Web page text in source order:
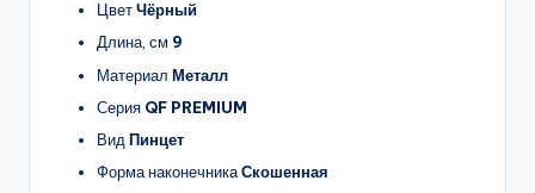
ЦветЧёрный
Длина, см 9
Материал Металл
Серия QF PREMIUM
Вид Пинцет
Форма наконечникаСкошенная